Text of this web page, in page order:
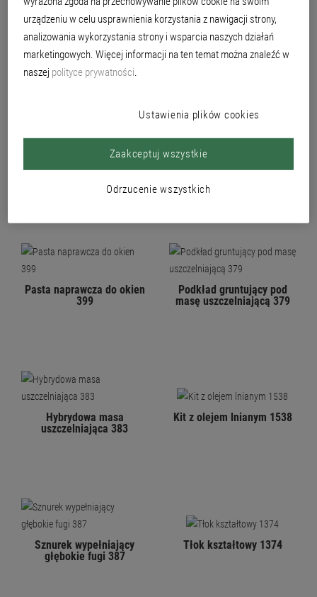
PRODUKTY
uszczelniająca 395
Neutralna masa silikonowa
386
Pasta naprawcza do okien
399
Podkład gruntujący pod
masę uszczelniającą 379
Hybrydowa masa
uszczelniająca 383
Kit z olejem lnianym 1538
Sznurek wypełniający
głębokie fugi 387
Tłok kształtowy 1374
urządzeniu w celu usprawnienia korzystania z nawigacji strony,
analizowania wykorzystania strony i wsparcia naszych działań
marketingowych. Więcej informacji na ten temat można znaleźć w
naszej polityce prywatności.
Ustawienia plików cookies
Odrzucenie wszystkich
Zaakceptuj wszystkie